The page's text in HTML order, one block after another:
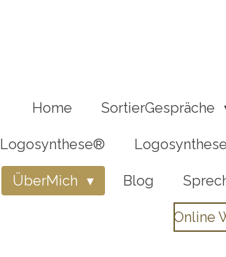
Home SortierGespräche
Logosynthese®
ÜberMich Blog
Online